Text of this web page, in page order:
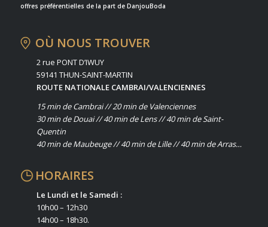
offres préférentielles de la part de DanjouBoda
OÙ NOUS TROUVER
2 rue PONT D’IWUY
59141 THUN-SAINT-MARTIN
ROUTE NATIONALE CAMBRAI/VALENCIENNES
15 min de Cambrai // 20 min de Valenciennes
30 min de Douai // 40 min de Lens // 40 min de Saint-
Quentin
40 min de Maubeuge // 40 min de Lille // 40 min de Arras…
HORAIRES
Le Lundi et le Samedi :
10h00 – 12h30
14h00 – 18h30.